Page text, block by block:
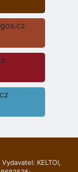
KELTOI,